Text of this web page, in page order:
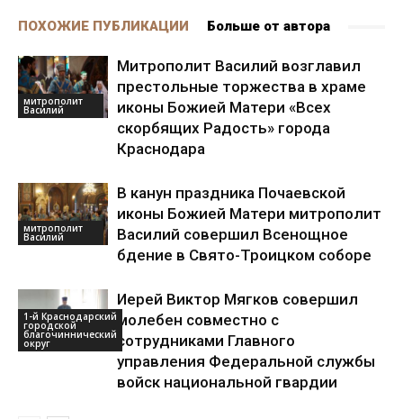
ПОХОЖИЕ ПУБЛИКАЦИИ Больше от автора
митрополит
Василий
Митрополит Василий возглавил
престольные торжества в храме
иконы Божией Матери «Всех
скорбящих Радость» города
Краснодара
митрополит
Василий
В канун праздника Почаевской
иконы Божией Матери митрополит
Василий совершил Всенощное
бдение в Свято-Троицком соборе
1-й Краснодарский
городской
благочиннический
округ
Иерей Виктор Мягков совершил
молебен совместно с
сотрудниками Главного
управления Федеральной службы
войск национальной гвардии